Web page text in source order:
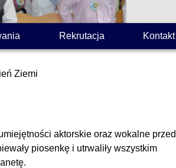
Rekrutacja Kontakt
Ziemi
aktorskie oraz wokalne przed
piosenkę i utrwaliły wszystkim